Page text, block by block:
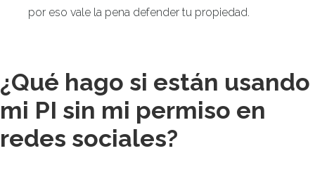
por eso vale la pena defender tu propiedad.
¿Qué hago si están usando
mi PI sin mi permiso en
redes sociales?